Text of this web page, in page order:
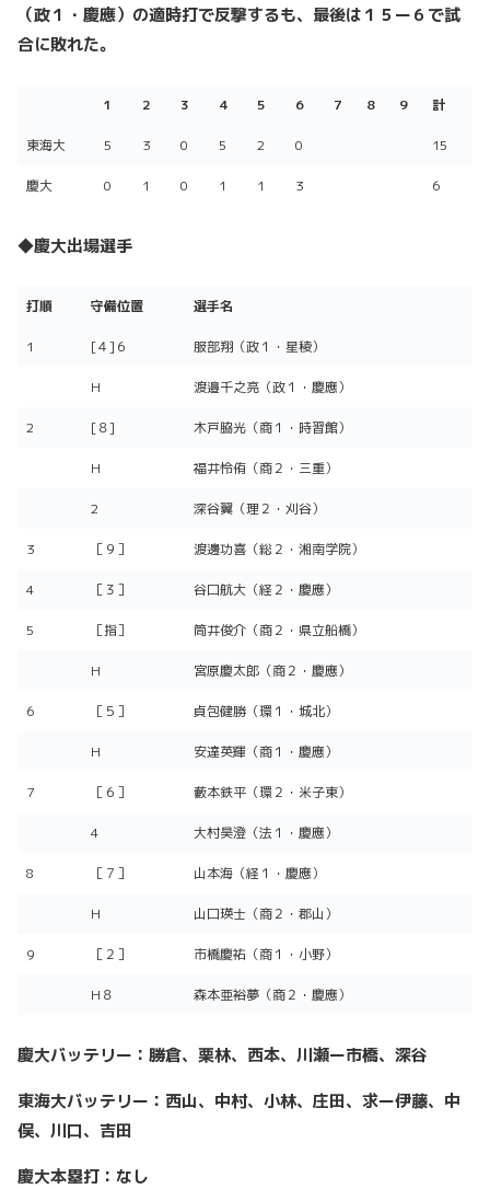
（政１・慶應）の適時打で反撃するも、最後は１５ー６で試
合に敗れた。
1 2 3 4 5 6 7 8 9
計
東海大 5 3 0 5 2 0 15
慶大 0 1 0 1 1 3 6
◆慶大出場選手
打順 守備位置
選手名
守備位置 選手名
1 [４]６ 服部翔（政１・星稜）
H 渡邉千之亮（政１・慶應）
2 [８] 木戸脇光（商１・時習館）
H 福井怜侑（商２・三重）
2 深谷翼（理２・刈谷）
3 ［９］ 渡邊功喜（総２・湘南学院）
4 ［３］ 谷口航大（経２・慶應）
5 ［指］ 筒井俊介（商２・県立船橋）
H 宮原慶太郎（商２・慶應）
6 ［５］ 貞包健勝（環１・城北）
H 安達英輝（商１・慶應）
7 ［６］ 藪本鉄平（環２・米子東）
4 大村昊澄（法１・慶應）
8 ［７］ 山本海（経１・慶應）
H 山口瑛士（商２・郡山）
9 ［２］ 市橋慶祐（商１・小野）
H８ 森本亜裕夢（商２・慶應）
慶大バッテリー：勝倉、栗林、西本、川瀬ー市橋、深谷
東海大バッテリー：西山、中村、小林、庄田、求ー伊藤、中
俣、川口、吉田
慶大本塁打：なし